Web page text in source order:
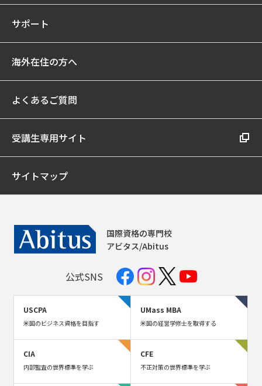
サポート
海外在住の方へ
よくあるご質問
受講生専用サイト
サイトマップ
国際資格の専門校
アビタス/Abitus
公式SNS
USCPA
米国のビジネス資格を目指す
UMass MBA
米国の経営学修士を取得する
CIA
内部監査の世界標準を学ぶ
CFE
不正対策の世界標準を学ぶ